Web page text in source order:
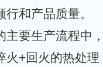
和产品质量。
要生产流程中
火+回火的热处